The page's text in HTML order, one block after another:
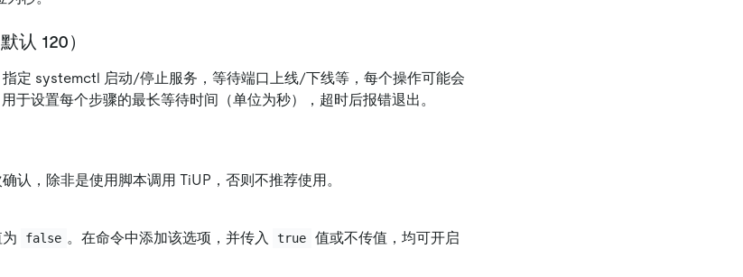
认 120）
定 systemctl 启动/停止服务，等待端口上线/下线等，每个操作可能会
用于设置每个步骤的最长等待时间（单位为秒），超时后报错退出。
认，除非是使用脚本调用 TiUP，否则不推荐使用。
false 。在命令中添加该选项，并传入 true
值或不传值，均可开启